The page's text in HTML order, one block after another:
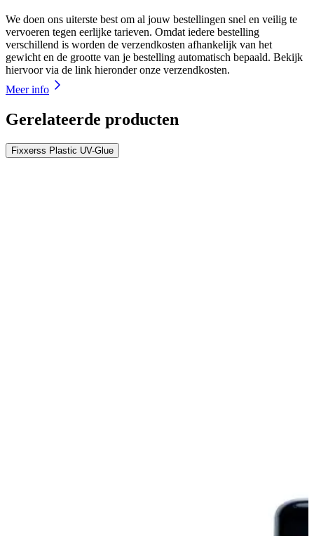
We doen ons uiterste best om al jouw bestellingen snel en veilig te
vervoeren tegen eerlijke tarieven. Omdat iedere bestelling
verschillend is worden de verzendkosten afhankelijk van het
gewicht en de grootte van je bestelling automatisch bepaald. Bekijk
hiervoor via de link hieronder onze verzendkosten.
Meer info
Gerelateerde producten
Fixxerss Plastic UV-Glue